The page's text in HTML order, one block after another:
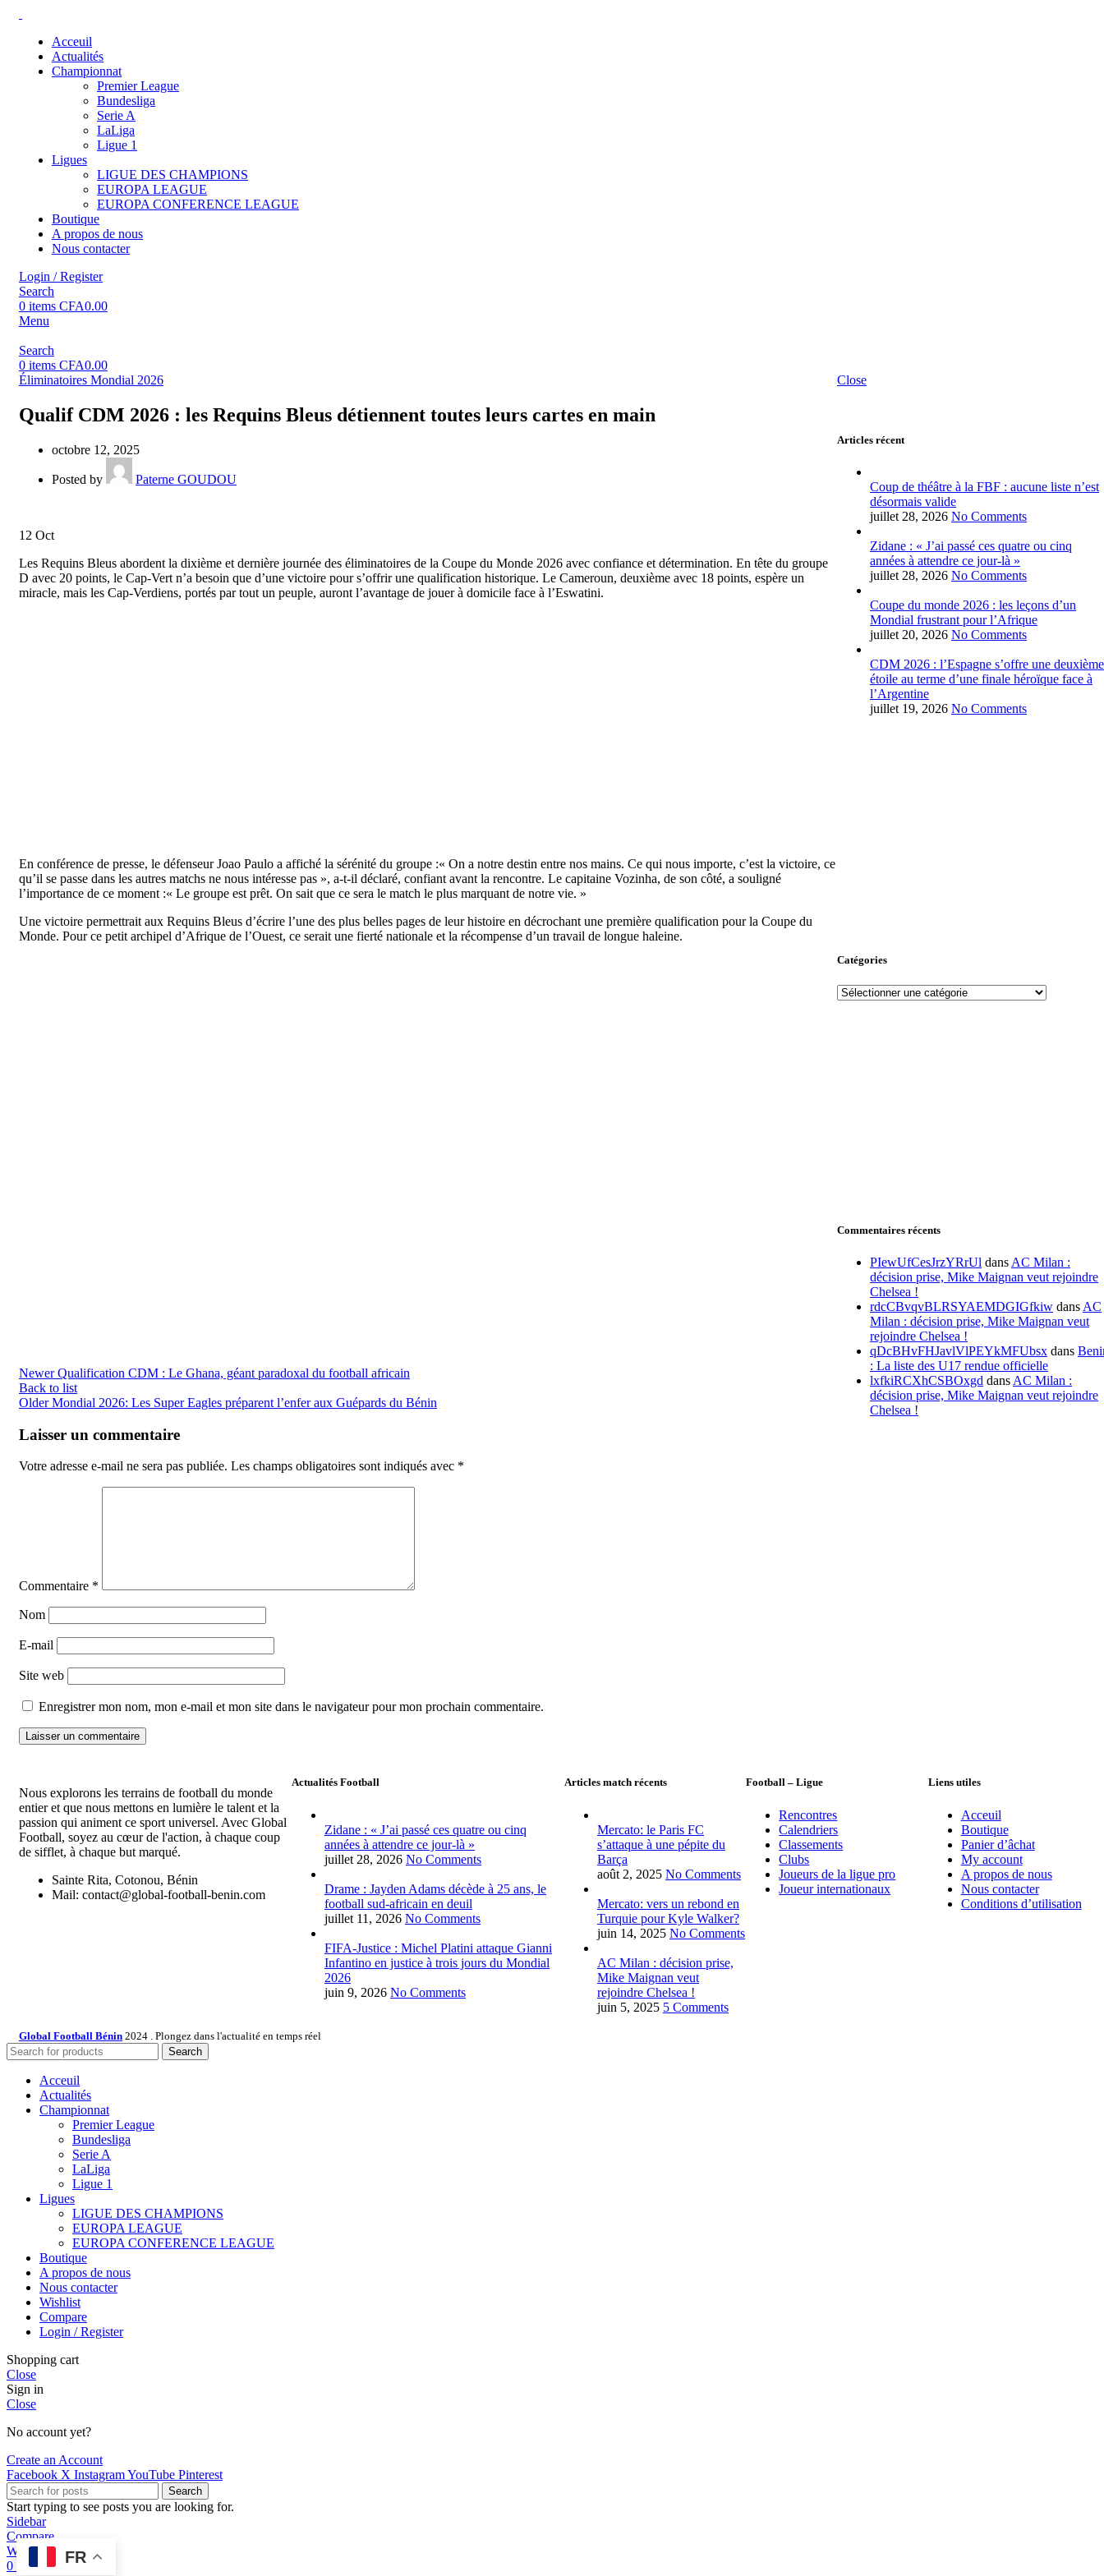
Acceuil
Actualités
Championnat
Premier League
Bundesliga
Serie A
LaLiga
Ligue 1
Ligues
LIGUE DES CHAMPIONS
EUROPA LEAGUE
EUROPA CONFERENCE LEAGUE
Boutique
A propos de nous
Nous contacter
Login / Register
Search
0 items CFA0.00
Menu
Search
0 items CFA0.00
Éliminatoires Mondial 2026
Qualif CDM 2026 : les Requins Bleus détiennent toutes leurs cartes en main
octobre 12, 2025
Posted by Paterne GOUDOU
12 Oct
Les Requins Bleus abordent la dixième et dernière journée des éliminatoires de la Coupe du Monde 2026 avec confiance et détermination. En tête du groupe
D avec 20 points, le Cap-Vert n’a besoin que d’une victoire pour s’offrir une qualification historique. Le Cameroun, deuxième avec 18 points, espère un
miracle, mais les Cap-Verdiens, portés par tout un peuple, auront l’avantage de jouer à domicile face à l’Eswatini.
En conférence de presse, le défenseur Joao Paulo a affiché la sérénité du groupe :« On a notre destin entre nos mains. Ce qui nous importe, c’est la victoire, ce
qu’il se passe dans les autres matchs ne nous intéresse pas », a-t-il déclaré, confiant avant la rencontre. Le capitaine Vozinha, de son côté, a souligné
l’importance de ce moment :« Le groupe est prêt. On sait que ce sera le match le plus marquant de notre vie. »
Une victoire permettrait aux Requins Bleus d’écrire l’une des plus belles pages de leur histoire en décrochant une première qualification pour la Coupe du
Monde. Pour ce petit archipel d’Afrique de l’Ouest, ce serait une fierté nationale et la récompense d’un travail de longue haleine.
Newer Qualification CDM : Le Ghana, géant paradoxal du football africain
Back to list
Older Mondial 2026: Les Super Eagles préparent l’enfer aux Guépards du Bénin
Laisser un commentaire
Votre adresse e-mail ne sera pas publiée. Les champs obligatoires sont indiqués avec *
Commentaire *
Nom
E-mail
Site web
Enregistrer mon nom, mon e-mail et mon site dans le navigateur pour mon prochain commentaire.
Close
Articles récent
Coup de théâtre à la FBF : aucune liste n’est
désormais valide
juillet 28, 2026 No Comments
Zidane : « J’ai passé ces quatre ou cinq
années à attendre ce jour-là »
juillet 28, 2026 No Comments
Coupe du monde 2026 : les leçons d’un
Mondial frustrant pour l’Afrique
juillet 20, 2026 No Comments
CDM 2026 : l’Espagne s’offre une deuxième
étoile au terme d’une finale héroïque face à
l’Argentine
juillet 19, 2026 No Comments
Catégories
Catégories
Commentaires récents
PIewUfCesJrzYRrUl dans AC Milan :
décision prise, Mike Maignan veut rejoindre
Chelsea !
rdcCBvqvBLRSYAEMDGIGfkiw dans AC
Milan : décision prise, Mike Maignan veut
rejoindre Chelsea !
qDcBHvFHJavlVlPEYkMFUbsx dans
: La liste des U17 rendue officielle
lxfkiRCXhCSBOxgd dans AC Milan :
décision prise, Mike Maignan veut rejoindre
Chelsea !
Nous explorons les terrains de football du monde
entier et que nous mettons en lumière le talent et la
passion qui animent ce sport universel. Avec Global
Football, soyez au cœur de l'action, à chaque coup
de sifflet, à chaque but marqué.
Sainte Rita, Cotonou, Bénin
Mail: contact@global-football-benin.com
Actualités Football
Zidane : « J’ai passé ces quatre ou cinq
années à attendre ce jour-là »
juillet 28, 2026 No Comments
Drame : Jayden Adams décède à 25 ans, le
football sud-africain en deuil
juillet 11, 2026 No Comments
FIFA-Justice : Michel Platini attaque Gianni
Infantino en justice à trois jours du Mondial
2026
juin 9, 2026 No Comments
Articles match récents
Mercato: le Paris FC
s’attaque à une pépite du
Barça
août 2, 2025 No Comments
Mercato: vers un rebond en
Turquie pour Kyle Walker?
juin 14, 2025 No Comments
AC Milan : décision prise,
Mike Maignan veut
rejoindre Chelsea !
juin 5, 2025 5 Comments
Football – Ligue
Rencontres
Calendriers
Classements
Clubs
Joueurs de la ligue pro
Joueur internationaux
Liens utiles
Acceuil
Boutique
Panier d’âchat
My account
A propos de nous
Nous contacter
Conditions d’utilisation
Global Football Bénin 2024 . Plongez dans l'actualité en temps réel
Search
Acceuil
Actualités
Championnat
Premier League
Bundesliga
Serie A
LaLiga
Ligue 1
Ligues
LIGUE DES CHAMPIONS
EUROPA LEAGUE
EUROPA CONFERENCE LEAGUE
Boutique
A propos de nous
Nous contacter
Wishlist
Compare
Login / Register
Shopping cart
Close
Sign in
Close
No account yet?
Create an Account
Facebook X InstagramYouTube Pinterest
Search
Start typing to see posts you are looking for.
FR
Sidebar
Compare
Wishlist
0
items
Cart